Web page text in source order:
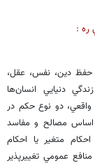
ره :
دين، نفس، عقل،
دنيايي انسان‌ها
دو نوع حكم در
اساس مصالح و مفاسد
متغير يا احكام
عمومي تغييرپذير